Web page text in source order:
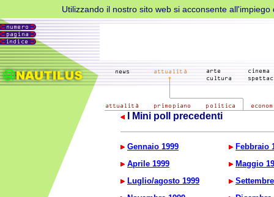
Utilizzando il nostro sito web si acconsente
I Mini poll precedenti
Gennaio 1999
Febbraio
Aprile 1999
Maggio
Luglio/agosto 1999